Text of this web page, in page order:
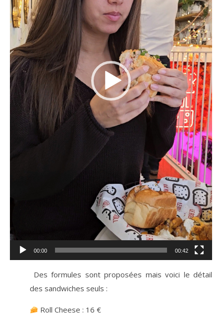
00:00 00:42
Des formules sont proposées mais voici le détail
des sandwiches seuls :
Roll Cheese : 16 €